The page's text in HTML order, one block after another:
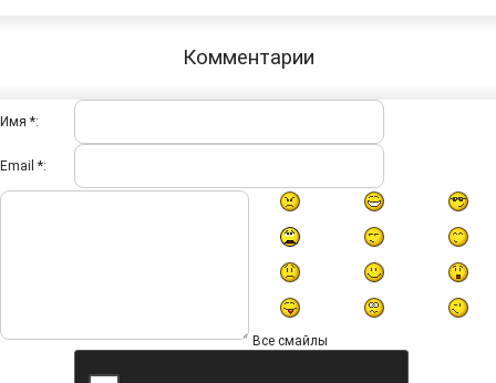
Комментарии
Имя *:
Email *:
Все смайлы